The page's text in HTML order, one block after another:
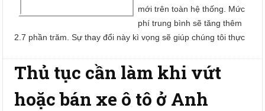
mới trên toàn hệ thống. Mức
phí trung bình sẽ tăng thêm
2.7 phần trăm. Sự thay đổi này kì vọng sẽ giúp chúng tôi thực
Thủ tục cần làm khi vứt
hoặc bán xe ô tô ở Anh